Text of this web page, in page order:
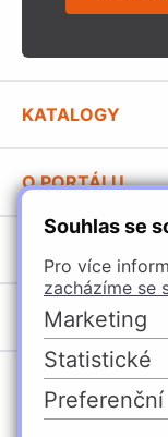
Souhlas se
Pro více
zacházíme se
Marketing
Statistické
Preferenční
KATALOGY
Stavební katalog
Brožury Häfele
O PORTÁLU
Provozovatel
Jak používat portál
Úchytky
Nábytkové kování
Vybavení kuchyní
Osvětlení a elektro
POBOČKY
Špačince
Žilina